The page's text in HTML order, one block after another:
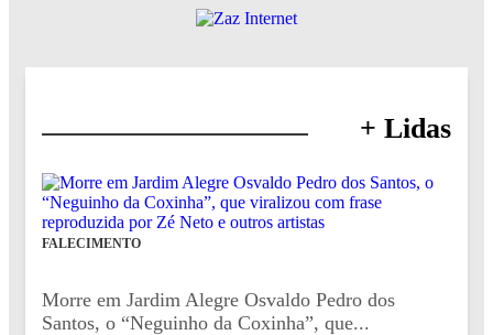
+ Lidas
FALECIMENTO
Morre em Jardim Alegre Osvaldo Pedro dos
Santos, o “Neguinho da Coxinha”, que...